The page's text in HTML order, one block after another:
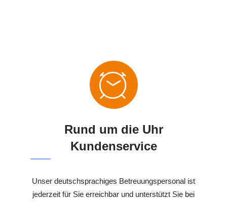
Rund um die Uhr
Kundenservice
Unser deutschsprachiges Betreuungspersonal ist
jederzeit für Sie erreichbar und unterstützt Sie bei